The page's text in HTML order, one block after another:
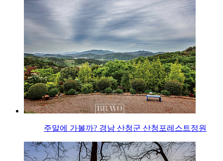
주말에 가볼까? 경남 산청군 산청포레스트정원